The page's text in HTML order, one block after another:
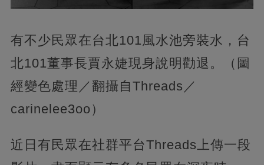
有不少民眾在台北101風水池旁裝水，台
北101董事長賈永婕現身說明勸退。（圖
經變色處理／翻攝自Threads／
carinelee3oo）
近日有民眾在社群平台Threads上傳一段